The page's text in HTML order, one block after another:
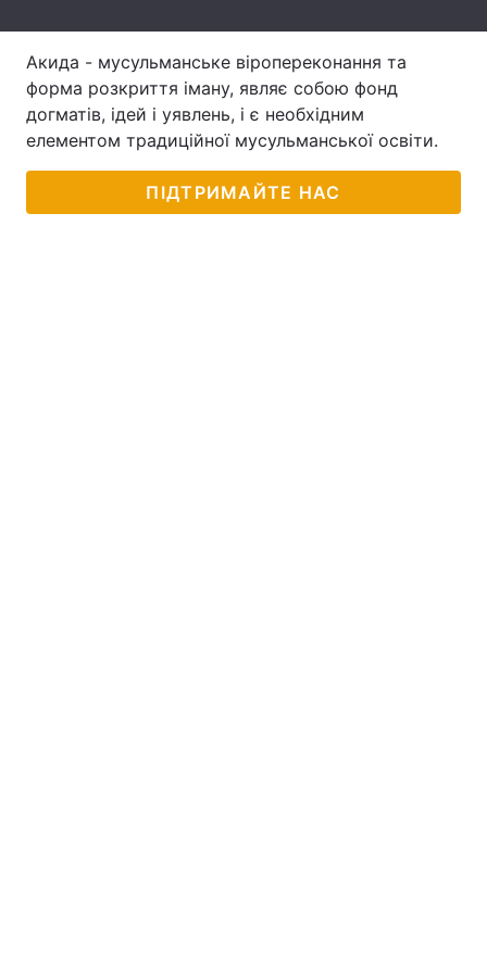
Акида - мусульманське віропереконання та
форма розкриття іману, являє собою фонд
догматів, ідей і уявлень, і є необхідним
елементом традиційної мусульманської освіти.
ПІДТРИМАЙТЕ НАС